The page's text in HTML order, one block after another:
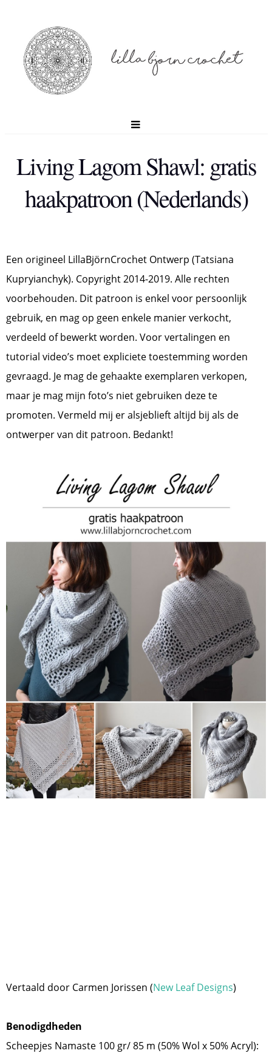
Living Lagom Shawl: gratis
haakpatroon (Nederlands)
Een origineel LillaBjörnCrochet Ontwerp (Tatsiana
Kupryianchyk). Copyright 2014-2019. Alle rechten
voorbehouden. Dit patroon is enkel voor persoonlijk
gebruik, en mag op geen enkele manier verkocht,
verdeeld of bewerkt worden. Voor vertalingen en
tutorial video’s moet expliciete toestemming worden
gevraagd. Je mag de gehaakte exemplaren verkopen,
maar je mag mijn foto’s niet gebruiken deze te
promoten. Vermeld mij er alsjeblieft altijd bij als de
ontwerper van dit patroon. Bedankt!
Vertaald door Carmen Jorissen (New Leaf Designs)
Benodigdheden
Scheepjes Namaste 100 gr/ 85 m (50% Wol x 50% Acryl):